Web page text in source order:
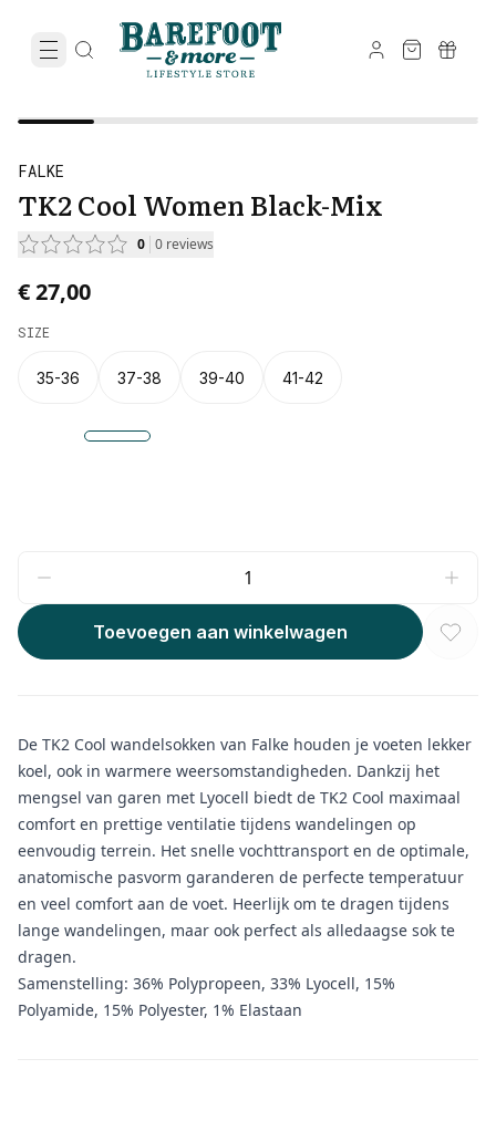
FALKE
TK2 Cool Women Black-Mix
0 0 reviews
€ 27,00
SIZE
35-36 37-38 39-40 41-42
Toevoegen aan winkelwagen
De TK2 Cool wandelsokken van Falke houden je voeten lekker
koel, ook in warmere weersomstandigheden. Dankzij het
mengsel van garen met Lyocell biedt de TK2 Cool maximaal
comfort en prettige ventilatie tijdens wandelingen op
eenvoudig terrein. Het snelle vochttransport en de optimale,
anatomische pasvorm garanderen de perfecte temperatuur
en veel comfort aan de voet. Heerlijk om te dragen tijdens
lange wandelingen, maar ook perfect als alledaagse sok te
dragen.
Samenstelling: 36% Polypropeen, 33% Lyocell, 15%
Polyamide, 15% Polyester, 1% Elastaan